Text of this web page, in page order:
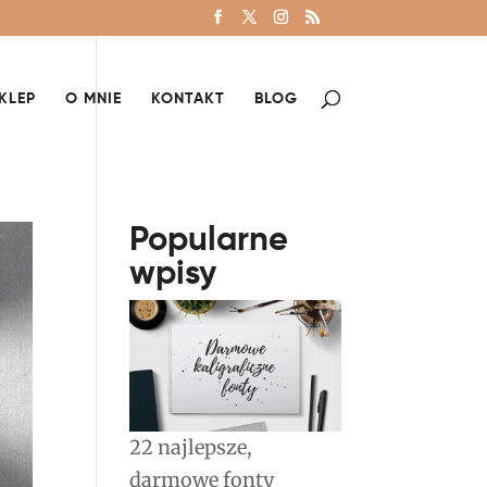
O MNIE KONTAKT BLOG
Popularne
wpisy
22 najlepsze,
darmowe fonty